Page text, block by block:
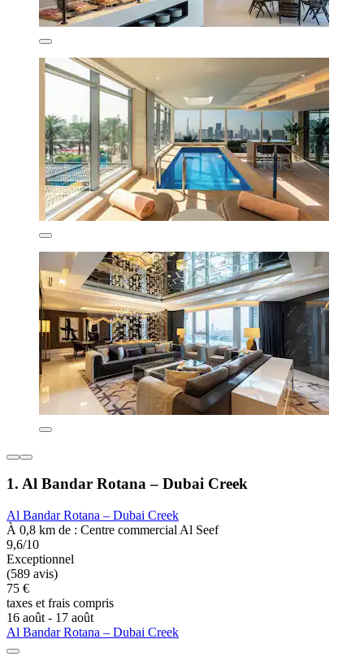
1. Al Bandar Rotana – Dubai Creek
Al Bandar Rotana – Dubai Creek
À 0,8 km de : Centre commercial Al Seef
9,6/10
Exceptionnel
(589 avis)
75 €
taxes et frais compris
16 août - 17 août
Al Bandar Rotana – Dubai Creek